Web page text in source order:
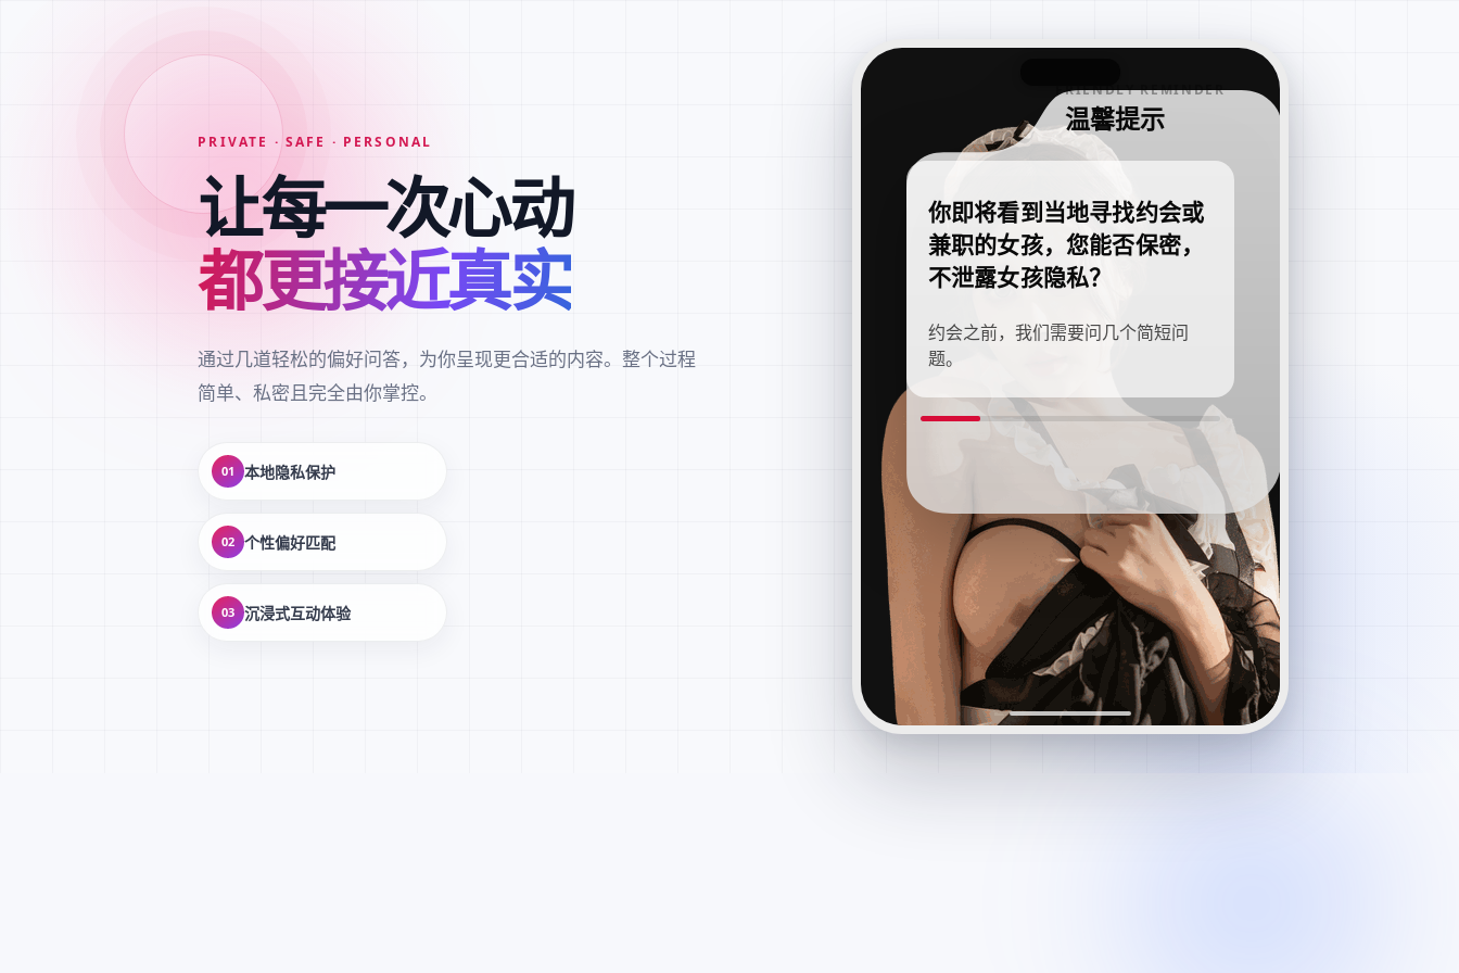
PRIVATE · SAFE · PERSONAL
让每一次心动
都更接近真实
通过几道轻松的偏好问答，为你呈现更合适的内容。整个过程
简单、私密且完全由你掌控。
01 本地隐私保护
02 个性偏好匹配
03 沉浸式互动体验
FRIENDLY REMINDER
温馨提示
你即将看到当地寻找约会或
兼职的女孩，您能否保密，
不泄露女孩隐私？
约会之前，我们需要问几个简短问
题。